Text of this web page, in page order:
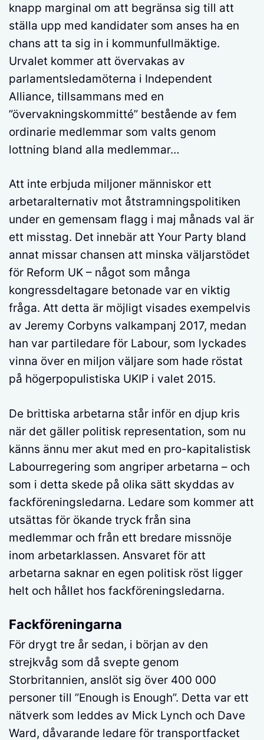
knapp marginal om att begränsa sig till att
ställa upp med kandidater som anses ha en
chans att ta sig in i kommunfullmäktige.
Urvalet kommer att övervakas av
parlamentsledamöterna i Independent
Alliance, tillsammans med en
”övervakningskommitté” bestående av fem
ordinarie medlemmar som valts genom
lottning bland alla medlemmar…
Att inte erbjuda miljoner människor ett
arbetaralternativ mot åtstramningspolitiken
under en gemensam flagg i maj månads val är
ett misstag. Det innebär att Your Party bland
annat missar chansen att minska väljarstödet
för Reform UK – något som många
kongressdeltagare betonade var en viktig
fråga. Att detta är möjligt visades exempelvis
av Jeremy Corbyns valkampanj 2017, medan
han var partiledare för Labour, som lyckades
vinna över en miljon väljare som hade röstat
på högerpopulistiska UKIP i valet 2015.
De brittiska arbetarna står inför en djup kris
när det gäller politisk representation, som nu
känns ännu mer akut med en pro-kapitalistisk
Labourregering som angriper arbetarna – och
som i detta skede på olika sätt skyddas av
fackföreningsledarna. Ledare som kommer att
utsättas för ökande tryck från sina
medlemmar och från ett bredare missnöje
inom arbetarklassen. Ansvaret för att
arbetarna saknar en egen politisk röst ligger
helt och hållet hos fackföreningsledarna.
Fackföreningarna
För drygt tre år sedan, i början av den
strejkvåg som då svepte genom
Storbritannien, anslöt sig över 400 000
personer till ”Enough is Enough”. Detta var ett
nätverk som leddes av Mick Lynch och Dave
Ward, dåvarande ledare för transportfacket